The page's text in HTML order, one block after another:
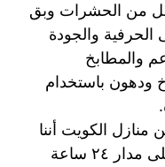
من الحشرات وبق
الحرفية والجودة
والمطابخ
ودهون باستخدام
الكويت أننا
جاهزون لتلبية طلباتكم على مدار ٢٤ ساعة